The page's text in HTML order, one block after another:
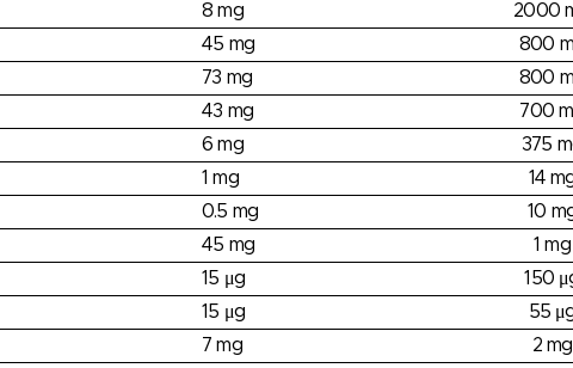
8 mg
2000
45 mg
800
73 mg
800
43 mg
700
6 mg
375
1 mg
14
0.5 mg
10
45 mg
1 mg
15 μg
150
15 μg
55
7 mg
2 mg